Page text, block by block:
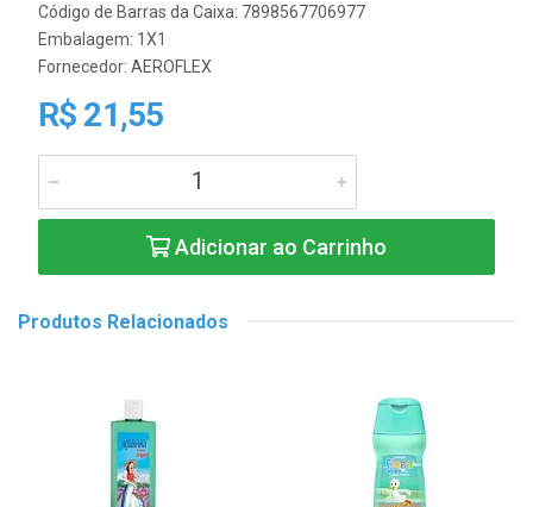
Código de Barras da Caixa: 7898567706977
Embalagem: 1X1
Fornecedor: AEROFLEX
R$ 21,55
Adicionar ao Carrinho
Produtos Relacionados